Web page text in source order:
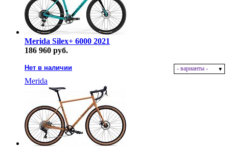
Merida Silex+ 6000 2021
186 960 руб.
Нет в наличии - варианты -
Merida